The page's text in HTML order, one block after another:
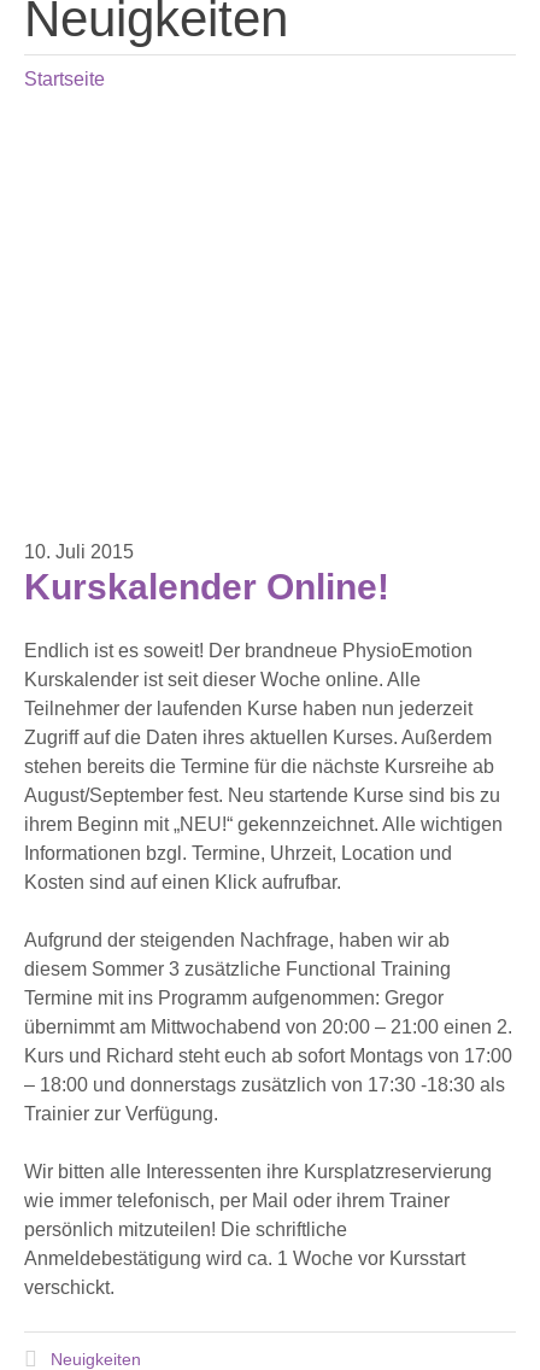
Neuigkeiten
Startseite
10. Juli 2015
Kurskalender Online!
Endlich ist es soweit! Der brandneue PhysioEmotion
Kurskalender ist seit dieser Woche online. Alle
Teilnehmer der laufenden Kurse haben nun jederzeit
Zugriff auf die Daten ihres aktuellen Kurses. Außerdem
stehen bereits die Termine für die nächste Kursreihe ab
August/September fest. Neu startende Kurse sind bis zu
ihrem Beginn mit „NEU!“ gekennzeichnet. Alle wichtigen
Informationen bzgl. Termine, Uhrzeit, Location und
Kosten sind auf einen Klick aufrufbar.
Aufgrund der steigenden Nachfrage, haben wir ab
diesem Sommer 3 zusätzliche Functional Training
Termine mit ins Programm aufgenommen: Gregor
übernimmt am Mittwochabend von 20:00 – 21:00 einen 2.
Kurs und Richard steht euch ab sofort Montags von 17:00
– 18:00 und donnerstags zusätzlich von 17:30 -18:30 als
Trainier zur Verfügung.
Wir bitten alle Interessenten ihre Kursplatzreservierung
wie immer telefonisch, per Mail oder ihrem Trainer
persönlich mitzuteilen! Die schriftliche
Anmeldebestätigung wird ca. 1 Woche vor Kursstart
verschickt.
Neuigkeiten